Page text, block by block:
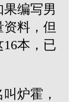
编写男
料，但
本，已
炉霍，